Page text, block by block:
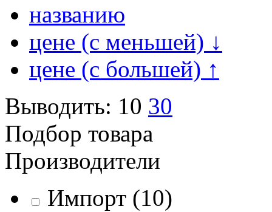
названию
цене (с меньшей) ↓
цене (с большей) ↑
Выводить: 10 30
Подбор товара
Производители
Импорт (10)